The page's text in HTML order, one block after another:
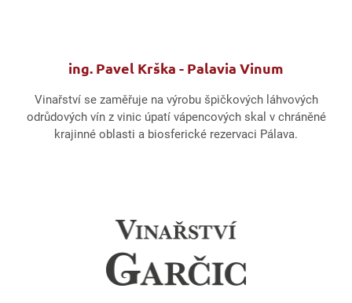
ing. Pavel Krška - Palavia Vinum
Vinařství se zaměřuje na výrobu špičkových láhvových
odrůdových vín z vinic úpatí vápencových skal v chráněné
krajinné oblasti a biosferické rezervaci Pálava.